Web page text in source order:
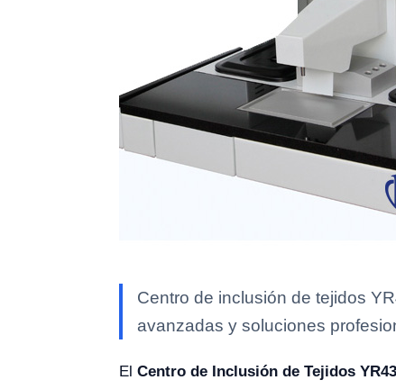
Centro de inclusión de tejidos
avanzadas y soluciones
El Centro de Inclusión de Tejidos